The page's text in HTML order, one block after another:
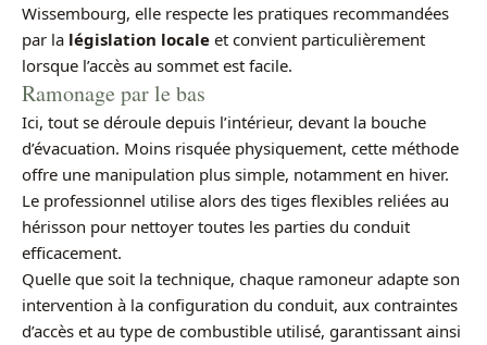
Wissembourg, elle respecte les pratiques recommandées
par la législation locale et convient particulièrement
lorsque l’accès au sommet est facile.
Ramonage par le bas
Ici, tout se déroule depuis l’intérieur, devant la bouche
d’évacuation. Moins risquée physiquement, cette méthode
offre une manipulation plus simple, notamment en hiver.
Le professionnel utilise alors des tiges flexibles reliées au
hérisson pour nettoyer toutes les parties du conduit
efficacement.
Quelle que soit la technique, chaque ramoneur adapte son
intervention à la configuration du conduit, aux contraintes
d’accès et au type de combustible utilisé, garantissant ainsi